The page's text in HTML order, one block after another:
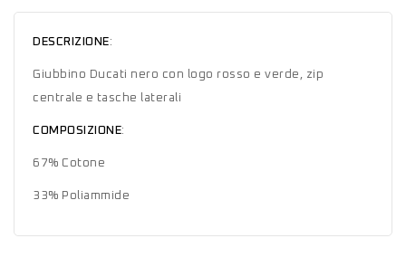
DESCRIZIONE:
Giubbino Ducati nero con logo rosso e verde, zip
centrale e tasche laterali
COMPOSIZIONE:
67% Cotone
33% Poliammide